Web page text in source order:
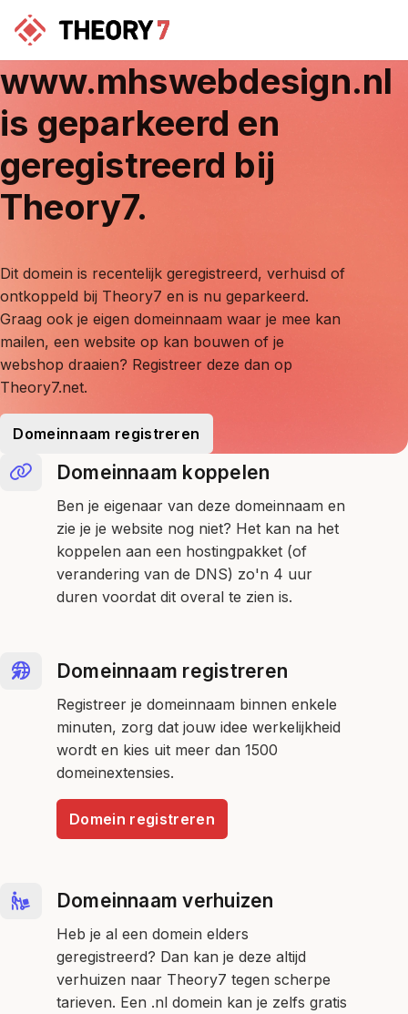
www.mhswebdesign.nl
is geparkeerd en
geregistreerd bij
Theory7.
Dit domein is recentelijk geregistreerd, verhuisd of
ontkoppeld bij Theory7 en is nu geparkeerd.
Graag ook je eigen domeinnaam waar je mee kan
mailen, een website op kan bouwen of je
webshop draaien? Registreer deze dan op
Theory7.net.
Domeinnaam registreren
Domeinnaam koppelen
Ben je eigenaar van deze domeinnaam en
zie je je website nog niet? Het kan na het
koppelen aan een hostingpakket (of
verandering van de DNS) zo'n 4 uur
duren voordat dit overal te zien is.
Domeinnaam registreren
Registreer je domeinnaam binnen enkele
minuten, zorg dat jouw idee werkelijkheid
wordt en kies uit meer dan 1500
domeinextensies.
Domein registreren
Domeinnaam verhuizen
Heb je al een domein elders
geregistreerd? Dan kan je deze altijd
verhuizen naar Theory7 tegen scherpe
tarieven. Een .nl domein kan je zelfs gratis